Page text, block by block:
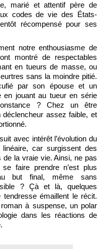
marié et attentif père de
codes de vie des États-
récompensé pour ses
notre enthousiasme de
montré de respectables
en tueurs de masse, ou
sans la moindre pitié.
par son épouse et un
en jouant au tueur en série
? Chez un être
déclencheur assez faible, et
avec intérêt l’évolution du
car surgissent des
la vraie vie. Ainsi, ne pas
se faire prendre n’est plus
but final, même sans
? Çà et là, quelques
émaillent le récit.
à suspense, un polar
dans les réactions de